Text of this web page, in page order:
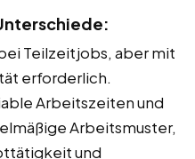
Teilzeitjobs, aber mit
erforderlich.
Arbeitszeiten und
Arbeitsmuster,
und